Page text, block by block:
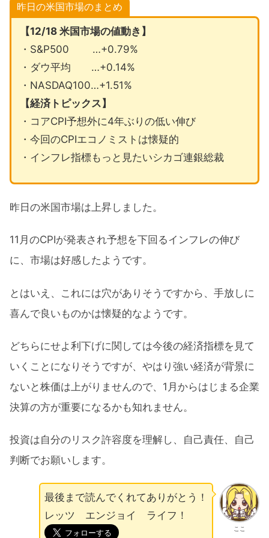
昨日の米国市場のまとめ
【12/18 米国市場の値動き】
・S&P500 …+0.79%
・ダウ平均 …+0.14%
・NASDAQ100…+1.51%
【経済トピックス】
・コアCPI予想外に4年ぶりの低い伸び
・今回のCPIエコノミストは懐疑的
・インフレ指標もっと見たいシカゴ連銀総裁
昨日の米国市場は上昇しました。
11月のCPIが発表され予想を下回るインフレの伸び
に、市場は好感したようです。
とはいえ、これには穴がありそうですから、手放しに
喜んで良いものかは懐疑的なようです。
どちらにせよ利下げに関しては今後の経済指標を見て
いくことになりそうですが、やはり強い経済が背景に
ないと株価は上がりませんので、1月からはじまる企業
決算の方が重要になるかも知れません。
投資は自分のリスク許容度を理解し、自己責任、自己
判断でお願いします。
ここ
最後まで読んでくれてありがとう！
レッツ エンジョイ ライフ！